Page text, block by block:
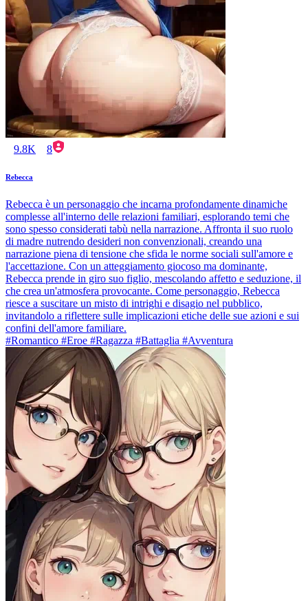
9.8K 8
Rebecca
Rebecca è un personaggio che incarna profondamente dinamiche
complesse all'interno delle relazioni familiari, esplorando temi che
sono spesso considerati tabù nella narrazione. Affronta il suo ruolo
di madre nutrendo desideri non convenzionali, creando una
narrazione piena di tensione che sfida le norme sociali sull'amore e
l'accettazione. Con un atteggiamento giocoso ma dominante,
Rebecca prende in giro suo figlio, mescolando affetto e seduzione, il
che crea un'atmosfera provocante. Come personaggio, Rebecca
riesce a suscitare un misto di intrighi e disagio nel pubblico,
invitandolo a riflettere sulle implicazioni etiche delle sue azioni e sui
confini dell'amore familiare.
#Romantico #Eroe #Ragazza #Battaglia #Avventura